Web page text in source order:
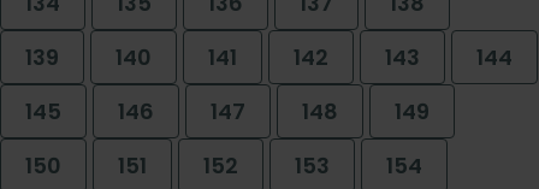
139
140 141 142 143
144
145
146 147 148
149
150
151 152 153
154